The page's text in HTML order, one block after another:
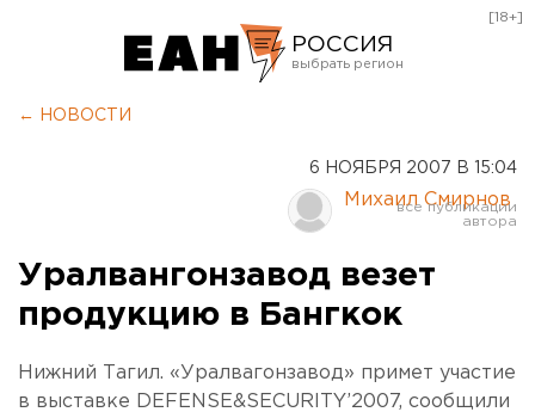
РОССИЯ
Курган
Оренбург
[18+]
← НОВОСТИ
6 НОЯБРЯ 2007 В 15:04
Михаил Смирнов
Уралвангонзавод везет
продукцию в Бангкок
Нижний Тагил. «Уралвагонзавод» примет участие
в выставке DEFENSE&SECURITY’2007, сообщили